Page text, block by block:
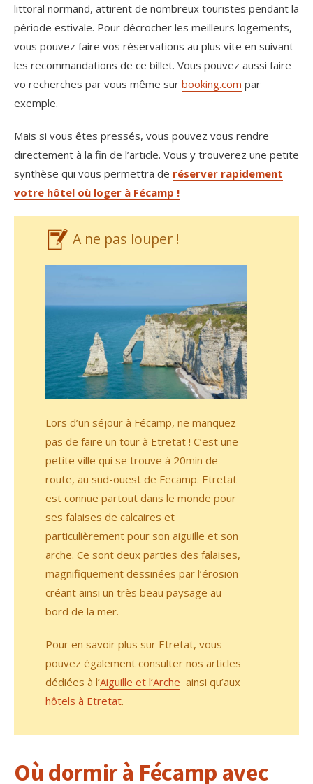
littoral normand, attirent de nombreux touristes pendant la
période estivale. Pour décrocher les meilleurs logements,
vous pouvez faire vos réservations au plus vite en suivant
les recommandations de ce billet. Vous pouvez aussi faire
vo recherches par vous même sur booking.com par
exemple.
Mais si vous êtes pressés, vous pouvez vous rendre
directement à la fin de l’article. Vous y trouverez une petite
synthèse qui vous permettra de réserver rapidement
votre hôtel où loger à Fécamp !
A ne pas louper !
Lors d’un séjour à Fécamp, ne manquez
pas de faire un tour à Etretat ! C’est une
petite ville qui se trouve à 20min de
route, au sud-ouest de Fecamp. Etretat
est connue partout dans le monde pour
ses falaises de calcaires et
particulièrement pour son aiguille et son
arche. Ce sont deux parties des falaises,
magnifiquement dessinées par l’érosion
créant ainsi un très beau paysage au
bord de la mer.
Pour en savoir plus sur Etretat, vous
pouvez également consulter nos articles
dédiées à l’Aiguille et l’Arche ainsi qu’aux
hôtels à Etretat.
Où dormir à Fécamp avec